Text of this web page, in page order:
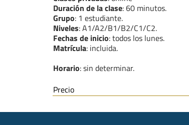
Duración de la clase: 60 minutos.
Grupo: 1 estudiante.
Niveles: A1/A2/B1/B2/C1/C2.
Fechas de inicio: todos los lunes.
Matrícula: incluida.
Horario: sin determinar.
Precio